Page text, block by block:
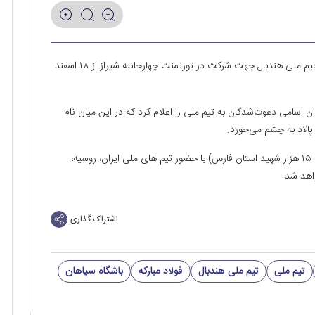
به گزارش روابط عمومی باشگاه فولاد مبارکه سپاهان، اردوی تیم ملی هندبال جهت شرکت در تورنمنت چهارجانبه شیراز از ۱۸ اسفند
اسامی دعوت‌شدگان به تیم ملی را اعلام کرد که در این میان نام
به چشم می‌خورد.
تورنمنت بین‌المللی چهارجانبه شیراز(جام وفاق و گرامیداشت ۱۵ هزار شهید استان فارس) با حضور تیم های ملی ایران، روسیه،
اشتراک گذاری
تیم ملی تیم ملی هندبال فولاد مبارکه باشگاه سپاهان